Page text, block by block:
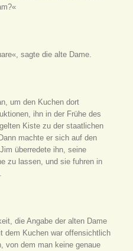
sagte die alte Dame.
um den Kuchen dort
ihn in der Frühe des
Kiste zu der staatlichen
machte er sich auf den
überredete ihn, seine
zu lassen, und sie fuhren in
die Angabe der alten Dame
dem Kuchen war offensichtlich
von dem man keine genaue